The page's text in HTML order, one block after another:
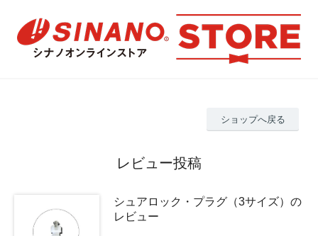
ショップへ戻る
レビュー投稿
シュアロック・プラグ（3サイズ）の
レビュー